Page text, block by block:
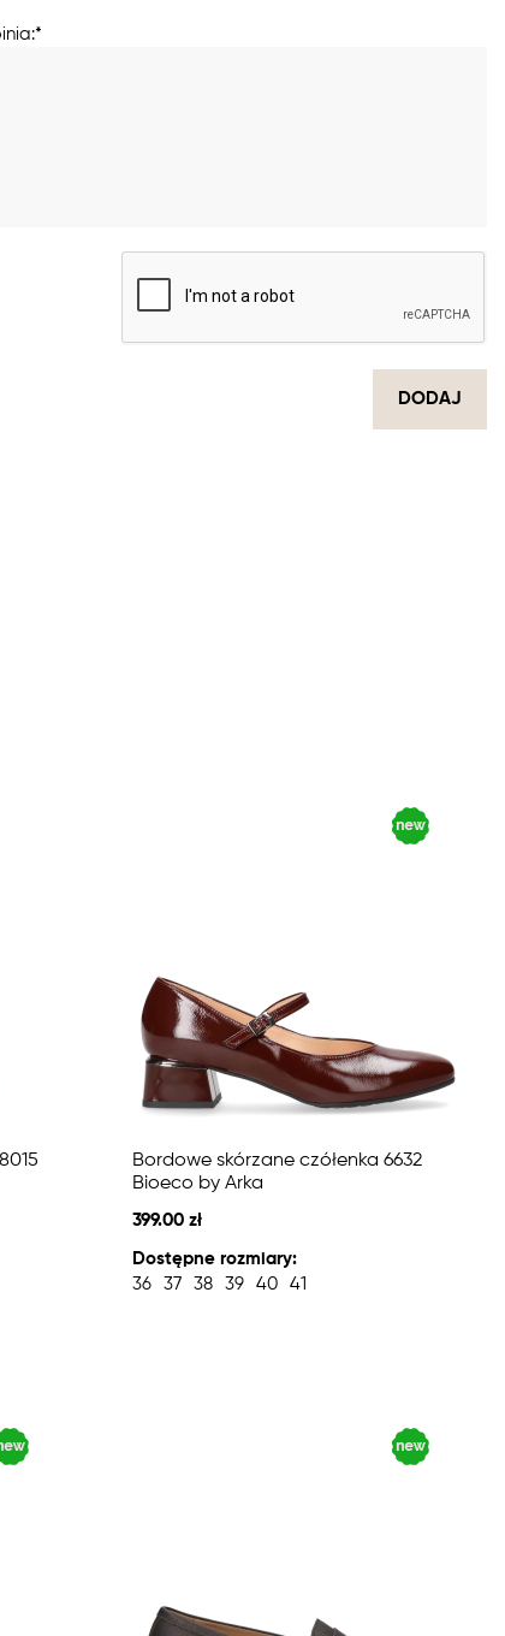
DODAJ
Bordowe skórzane czółenka 6632
Bioeco by Arka
399.00 zł
Dostępne rozmiary:
36
37 38 39 40 41